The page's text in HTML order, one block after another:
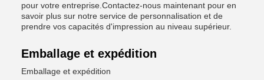
pour votre entreprise.Contactez-nous maintenant pour en
savoir plus sur notre service de personnalisation et de
prendre vos capacités d'impression au niveau supérieur.
Emballage et expédition
Emballage et expédition